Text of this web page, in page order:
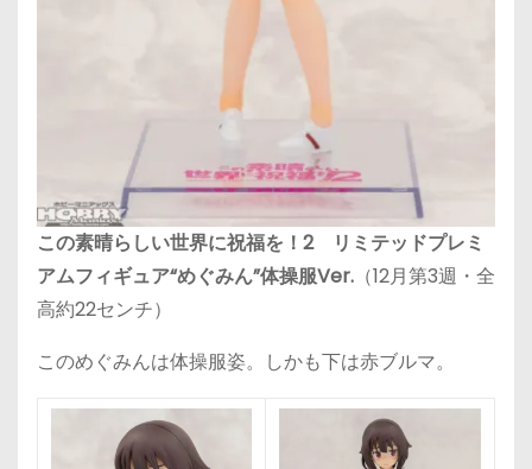
この素晴らしい世界に祝福を！2 リミテッドプレミ
アムフィギュア“めぐみん”体操服Ver. （12月第3週・全
高約22センチ）
このめぐみんは体操服姿。しかも下は赤ブルマ。